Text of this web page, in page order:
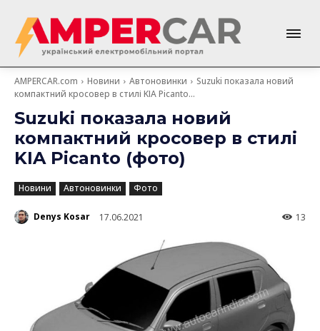
AMPERCAR.com Новини Автоновинки
Suzuki показала новий
компактний кросовер в стилі KIA Picanto...
Suzuki показала новий
компактний кросовер в стилі
KIA Picanto (фото)
Новини Автоновинки Фото
Denys Kosar 17.06.2021 13